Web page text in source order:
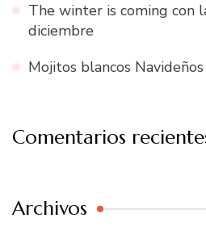
The winter is coming con
diciembre
Mojitos blancos Navideños
Comentarios
Archivos